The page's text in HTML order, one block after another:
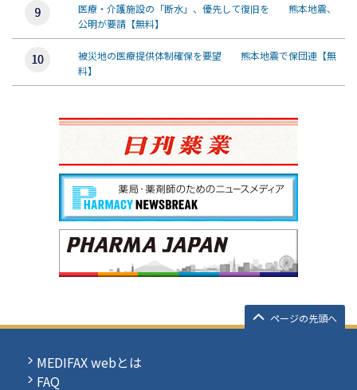
医療・介護施設の「断水」、優先して復旧を 熊本地震、
公明が要請【無料】
被災地の医療提供体制確保を要望 熊本地震で保団連【無
料】
ページの先頭へ
MEDIFAX webとは
FAQ